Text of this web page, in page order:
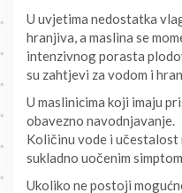
U uvjetima nedostatka
hranjiva, a maslina se
intenzivnog porasta
su zahtjevi za vodom i
U maslinicima koji imaju
obavezno navodnjavanje.
Količinu vode i
sukladno uočenim
Ukoliko ne postoji